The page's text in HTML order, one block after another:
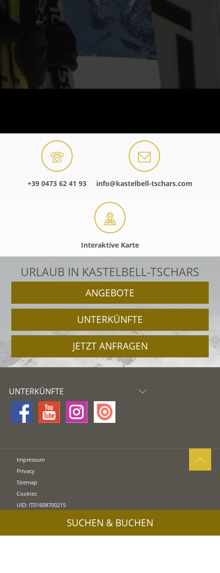
+39 0473 62 41 93 info@kastelbell-tschars.com
Interaktive Karte
URLAUB IN KASTELBELL-TSCHARS
ANGEBOTE
UNTERKÜNFTE
JETZT ANFRAGEN
UNTERKÜNFTE
Impressum
Privacy
Sitemap
Cookies
UID: IT01608700215
SUCHEN & BUCHEN